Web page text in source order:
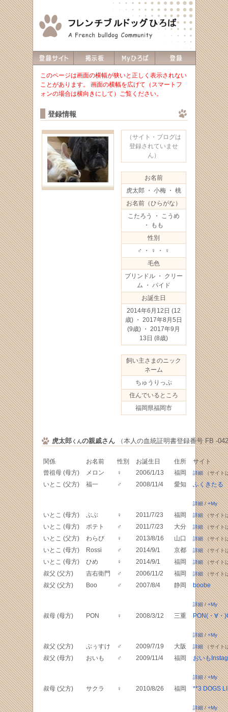
このページは画面の横幅が狭いと正しく表示されない
ことがあります。 画面の横幅を広げて（スマートフ
ォンの場合は横向きにして）ご覧ください。
登録情報
（サイト・ブログは
登録されていませ
ん）
お名前
虎太郎 ・ 小梅 ・ 桃
お名前（ひらがな）
こたろう ・ こうめ
・ もも
性別
♂ ・ ♀ ・ ♀
毛色
ブリンドル ・ クリー
ム ・ パイド
お誕生日
2014年6月12日 (12
歳) ・ 2017年8月5日
(9歳) ・ 2017年9月
13日 (8歳)
飼い主さまのニック
ネーム
ちゅうりっぷ
住んでいるところ
福岡県福岡市
虎太郎くんの親戚さん（本人の血統証明書登録番号 FB -
関係 お名前 性別 お誕生日 住所
サイト
曾祖母 (母方)
メロン ♀ 2006/1/13 福岡 詳細（サイト
いとこ (父方) 福一 ♂ 2008/11/4 愛知 ふくきたる
詳細/+My
いとこ (母方) ぶぶ ♀ 2011/7/23 福岡 詳細（サイト
いとこ (母方) ポテト ♂ 2011/7/23 大分 詳細（サイト
いとこ (父方) わらび ♀ 2013/8/16 山口 詳細（サイト
いとこ (母方) Rossi ♂ 2014/9/1 京都 詳細（サイト
いとこ (母方) ひめ ♀ 2014/9/1 福岡 詳細（サイト
叔父 (父方) 吉右衛門 ♂ 2006/11/2 福岡 詳細（サイト
叔父 (父方) Boo ♂ 2007/8/4 静岡 boobe
詳細/+My
叔母 (母方) PON ♀ 2008/3/12 三重 PON(・∀・
詳細/+My
叔父 (父方) ぶぅすけ ♂ 2009/7/19 大阪 詳細（サイト
叔父 (母方) おいも ♂ 2009/11/4 福岡 おいも
詳細/+My
叔母 (父方) サクラ ♀ 2010/8/26 福岡 **3 DOGS
詳細/+My